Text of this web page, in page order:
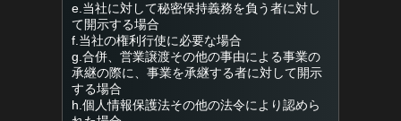
e.当社に対して秘密保持義務を負う者に対し
て開示する場合
f.当社の権利行使に必要な場合
g.合併、営業譲渡その他の事由による事業の
承継の際に、事業を承継する者に対して開示
する場合
h.個人情報保護法その他の法令により認めら